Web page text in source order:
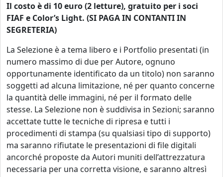
Il costo è di 10 euro (2 letture), gratuito per i soci
FIAF e Color’s Light. (SI PAGA IN CONTANTI IN
SEGRETERIA)
La Selezione è a tema libero e i Portfolio presentati (in
numero massimo di due per Autore, ognuno
opportunamente identificato da un titolo) non saranno
soggetti ad alcuna limitazione, né per quanto concerne
la quantità delle immagini, né per il formato delle
stesse. La Selezione non è suddivisa in Sezioni; saranno
accettate tutte le tecniche di ripresa e tutti i
procedimenti di stampa (su qualsiasi tipo di supporto)
ma saranno rifiutate le presentazioni di file digitali
ancorché proposte da Autori muniti dell’attrezzatura
necessaria per una corretta visione, e saranno altresì